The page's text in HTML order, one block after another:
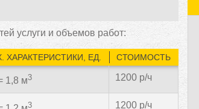
услуги и объемов работ:
ХАРАКТЕРИСТИКИ, ЕД. СТОИМОСТЬ
1,8 м3 1200 р/ч
3 1200 р/ч